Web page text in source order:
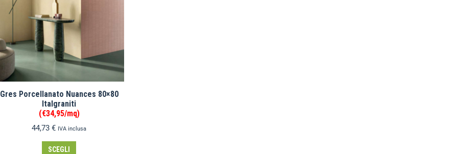
Gres Porcellanato Nuances 80×80
Italgraniti
(€34,95/mq)
44,73 € IVA inclusa
SCEGLI